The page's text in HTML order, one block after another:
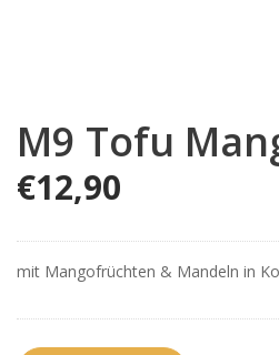
M9 Tofu
€12,90
mit Mangofrüchten & Mandeln in